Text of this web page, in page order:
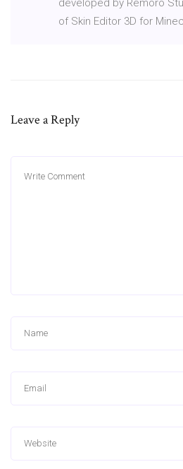
developed by Remoro
of Skin Editor 3D for
Leave a Reply